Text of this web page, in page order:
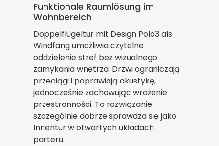
Funktionale Raumlösung im
Wohnbereich
Doppelflügeltür mit Design Polo3 als
Windfang umożliwia czytelne
oddzielenie stref bez wizualnego
zamykania wnętrza. Drzwi ograniczają
przeciągi i poprawiają akustykę,
jednocześnie zachowując wrażenie
przestronności. To rozwiązanie
szczególnie dobrze sprawdza się jako
Innentür w otwartych układach
parteru.